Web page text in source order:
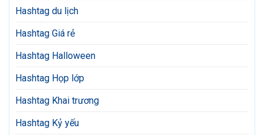
Hashtag du lịch
Hashtag Giá rẻ
Hashtag Halloween
Hashtag Họp lớp
Hashtag Khai trương
Hashtag Kỷ yếu